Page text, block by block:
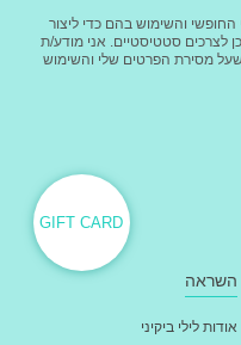
והשימוש בהם כדי ליצור
לצרכים סטטיסטיים. אני מודע/ת
מסירת הפרטים שלי והשימוש
GIFT CARD
השראה
אודות לילי ביקיני